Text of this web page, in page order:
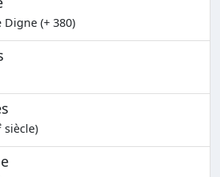
(+ 380)
siècle)